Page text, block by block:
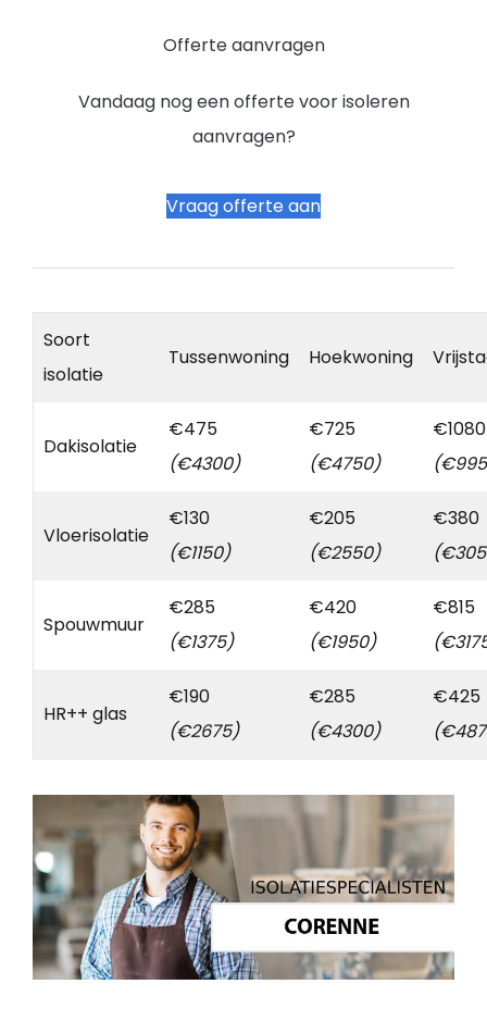
Offerte aanvragen
Vandaag nog een offerte voor isoleren
aanvragen?
Vraag offerte aan
Soort
isolatie
Tussenwoning Hoekwoning
Dakisolatie
€475
(€4300)
€725
(€4750)
€1080
Vloerisolatie
€130
(€1150)
€205
(€2550)
€380
Spouwmuur
€285
(€1375)
€420
(€1950)
€815
HR++ glas
€190
(€2675)
€285
(€4300)
€425